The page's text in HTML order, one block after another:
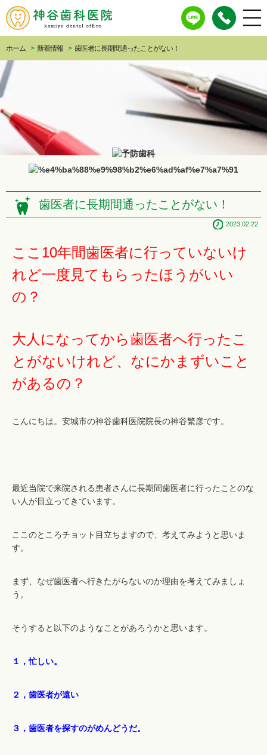
ホーム > 新着情報 > 歯医者に長期間通ったことがない！
歯医者に長期間通ったことがない！
2023.02.22
ここ10年間歯医者に行っていないけ
れど一度見てもらったほうがいい
の？
大人になってから歯医者へ行ったこ
とがないけれど、なにかまずいこと
があるの？
こんにちは。安城市の神谷歯科医院院長の神谷繁彦です。
最近当院で来院される患者さんに長期間歯医者に行ったことのな
い人が目立ってきています。
ここのところチョット目立ちますので、考えてみようと思いま
す。
まず、なぜ歯医者へ行きたがらないのか理由を考えてみましょ
う。
そうすると以下のようなことがあろうかと思います。
１，忙しい。
２，歯医者が遠い
３，歯医者を探すのがめんどうだ。